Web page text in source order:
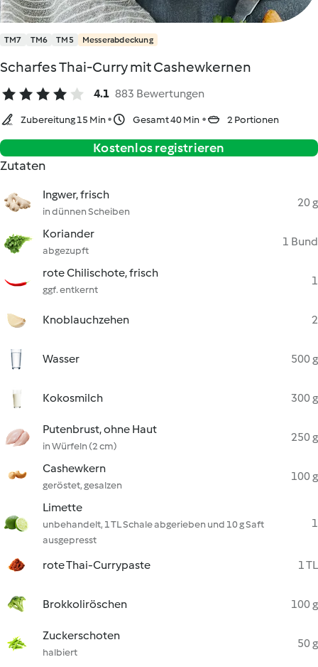
TM7 TM6 TM5 Messerabdeckung
Scharfes Thai-Curry mit Cashewkernen
4.1 883 Bewertungen
Zubereitung 15 Min Gesamt 40 Min 2 Portionen
Kostenlos registrieren
Zutaten
Ingwer, frisch
in dünnen Scheiben
20 g
Koriander
abgezupft
1 Bund
rote Chilischote, frisch
ggf. entkernt
1
Knoblauchzehen 2
Wasser 500 g
Kokosmilch 300 g
Putenbrust, ohne Haut
in Würfeln (2 cm)
250 g
Cashewkern
geröstet, gesalzen
100 g
Limette
unbehandelt, 1 TL Schale abgerieben und 10 g Saft
ausgepresst
1
rote Thai-Currypaste 1 TL
Brokkoliröschen 100 g
Zuckerschoten
halbiert
50 g